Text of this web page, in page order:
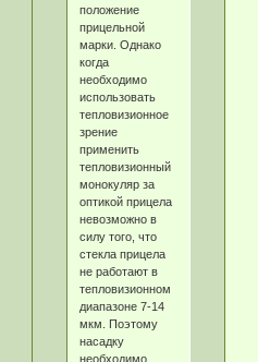
положение
прицельной
марки. Однако
когда
необходимо
использовать
тепловизионное
зрение
применить
тепловизионный
монокуляр за
оптикой прицела
невозможно в
силу того, что
стекла прицела
не работают в
тепловизионном
диапазоне 7-14
мкм. Поэтому
насадку
необходимо